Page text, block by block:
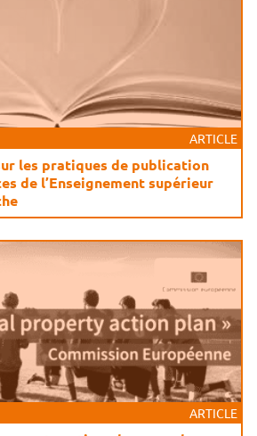
ARTICLE
les pratiques de publication
de l’Enseignement supérieur
ARTICLE